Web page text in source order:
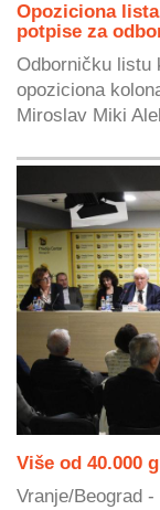
Opoziciona
potpise za
Odborničku listu
opoziciona
Miroslav Miki
Više od 40.000
Vranje/Beograd